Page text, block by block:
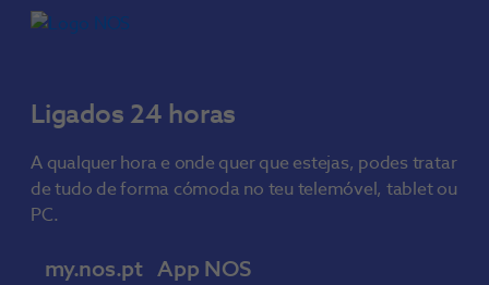
Ligados 24 horas
A qualquer hora e onde quer que estejas, podes tratar
de tudo de forma cómoda no teu telemóvel, tablet ou
PC.
my.nos.pt App NOS